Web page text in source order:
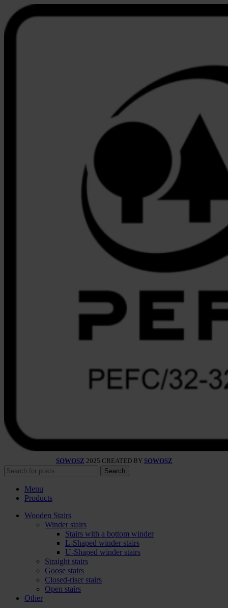
SOWOSZ 2025 CREATED BY SOWOSZ
Search
Menu
Products
Wooden Stairs
Winder stairs
Stairs with a bottom winder
L-Shaped winder stairs
U-Shaped winder stairs
Straight stairs
Goose stairs
Closed-riser stairs
Open stairs
Other